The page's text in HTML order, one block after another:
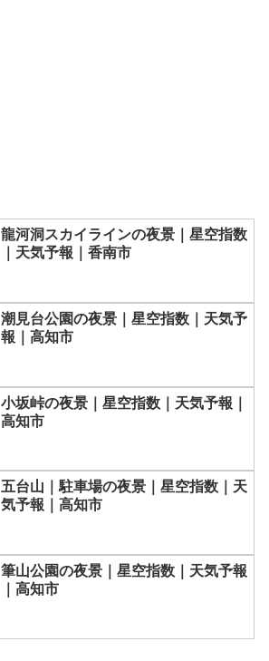
龍河洞スカイラインの夜景｜星空指数
｜天気予報｜香南市
潮見台公園の夜景｜星空指数｜天気予
報｜高知市
小坂峠の夜景｜星空指数｜天気予報｜
高知市
五台山｜駐車場の夜景｜星空指数｜天
気予報｜高知市
筆山公園の夜景｜星空指数｜天気予報
｜高知市